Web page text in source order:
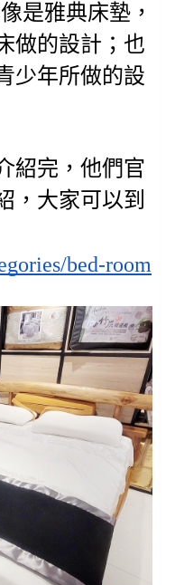
是雅典床墊，
做的設計；也
少年所做的設
紹完，他們官
，大家可以到
bed-room